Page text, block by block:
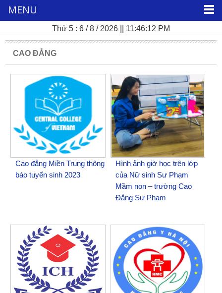
Thứ 5 : 6 / 8 / 2026 || 11:46:12 PM
CAO ĐẲNG
Cao đẳng Miền Trung thông
báo tuyển sinh 2023
Hình ảnh giờ học trên lớp
của Nữ sinh Sư Phạm
Mầm non – trường Cao
Đẳng Sư Phạm
MENU